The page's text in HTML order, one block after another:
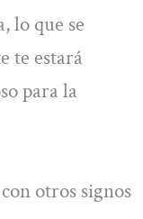
lo que se
te estará
para la
otros signos